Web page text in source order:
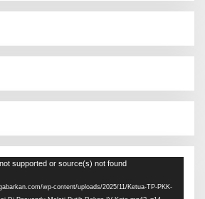
supported or source(s) not found
wp-content/uploads/2025/11/Ketua-TP-PKK-